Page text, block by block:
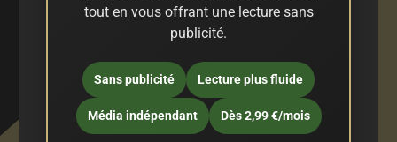
tout en vous offrant une lecture sans
publicité.
Sans publicité Lecture plus fluide
Média indépendant Dès 2,99 €/mois